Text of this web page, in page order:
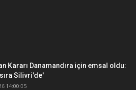
Kararı Danamandıra için emsal oldu:
Silivri'de'
14:00:05